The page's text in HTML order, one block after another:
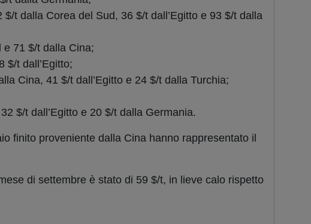
$/t dalla Corea del Sud, 36 $/t dall’Egitto e 93 $/t dalla
71 $/t dalla Cina;
$/t dall’Egitto;
Cina, 41 $/t dall’Egitto e 24 $/t dalla Turchia;
$/t dall’Egitto e 20 $/t dalla Germania.
finito proveniente dalla Cina hanno rappresentato il
di settembre è stato di 59 $/t, in lieve calo rispetto